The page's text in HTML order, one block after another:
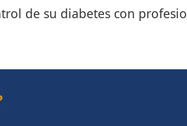
de su diabetes con